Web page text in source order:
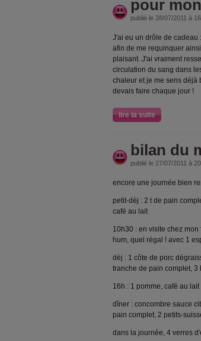
pour
publié le 28/07/2011 à
J'ai eu un drôle de cadeau
afin de me requinquer
plaisant. J'ai vraiment
circulation du sang dans
chaleur et je me sens déjà
devais faire chaque jour !
lire la suite
bilan du
publié le 27/07/2011 à
encore une journée bien
petit-dèj : 2 t de pain
café au lait
10h30 : en visite chez
hum, quel régal ! avec 1
dèj : 1 côte de porc
tranche de pain complet, 3
16h : 1 pomme, café au lait
dîner : concombre sauce
pain complet, 2 petits-
dans la journée, 4 verres